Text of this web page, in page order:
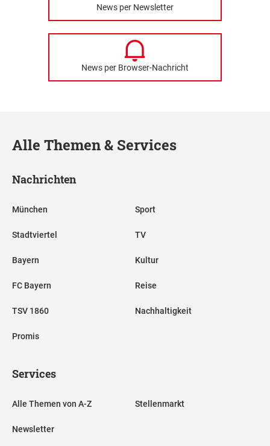
News per Newsletter
News per Browser-Nachricht
Alle Themen & Services
Nachrichten
München
Stadtviertel
Bayern
FC Bayern
TSV 1860
Promis
Sport
TV
Kultur
Reise
Nachhaltigkeit
Services
Alle Themen von A-Z
Newsletter
Stellenmarkt